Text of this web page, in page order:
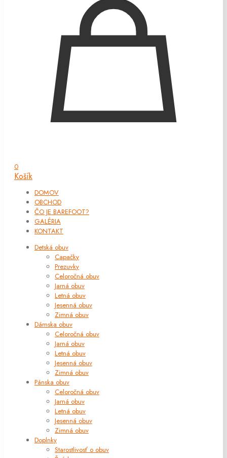
0
Košík
DOMOV
OBCHOD
ČO JE BAREFOOT?
GALÉRIA
KONTAKT
Detská obuv
Capačky
Prezuvky
Celoročná obuv
Jarná obuv
Letná obuv
Jesenná obuv
Zimná obuv
Dámska obuv
Celoročná obuv
Jarná obuv
Letná obuv
Jesenná obuv
Zimná obuv
Pánska obuv
Celoročná obuv
Jarná obuv
Letná obuv
Jesenná obuv
Zimná obuv
Doplnky
Starostlivosť o obuv